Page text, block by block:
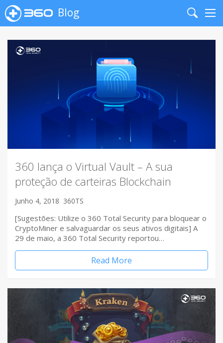
Blog
Search
360 lança o Virtual Vault – A sua
proteção de carteiras Blockchain
Junho 4, 2018 360TS
[Sugestões: Utilize o 360 Total Security para bloquear o
CryptoMiner e salvaguardar os seus ativos digitais] A
29 de maio, a 360 Total Security reportou…
Read More